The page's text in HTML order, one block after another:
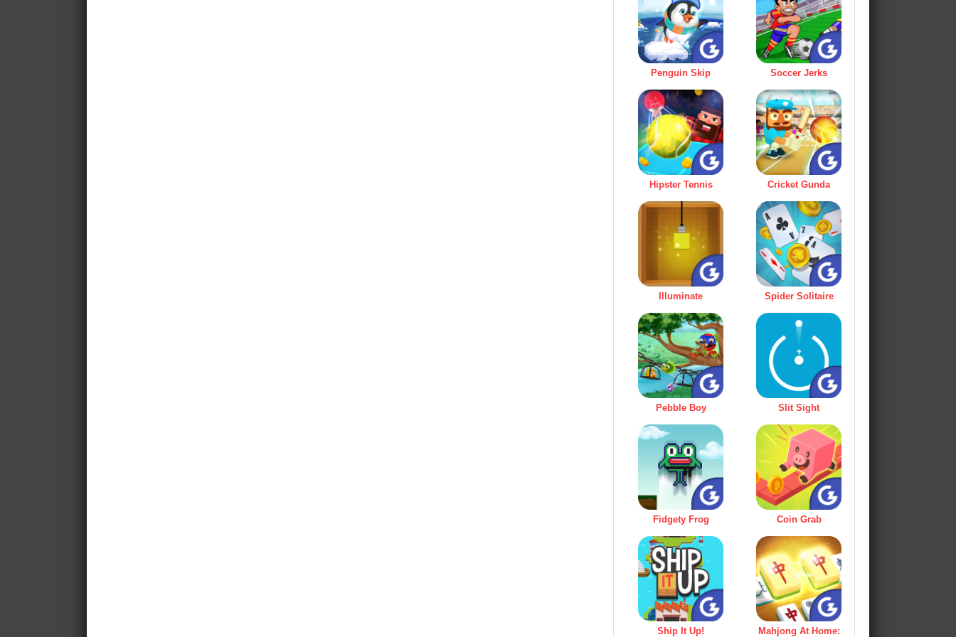
Penguin Skip Soccer Jerks
Hipster Tennis Cricket Gunda
Illuminate Spider Solitaire
Pebble Boy Slit Sight
Fidgety Frog Coin Grab
Ship It Up!
Mahjong At Home: